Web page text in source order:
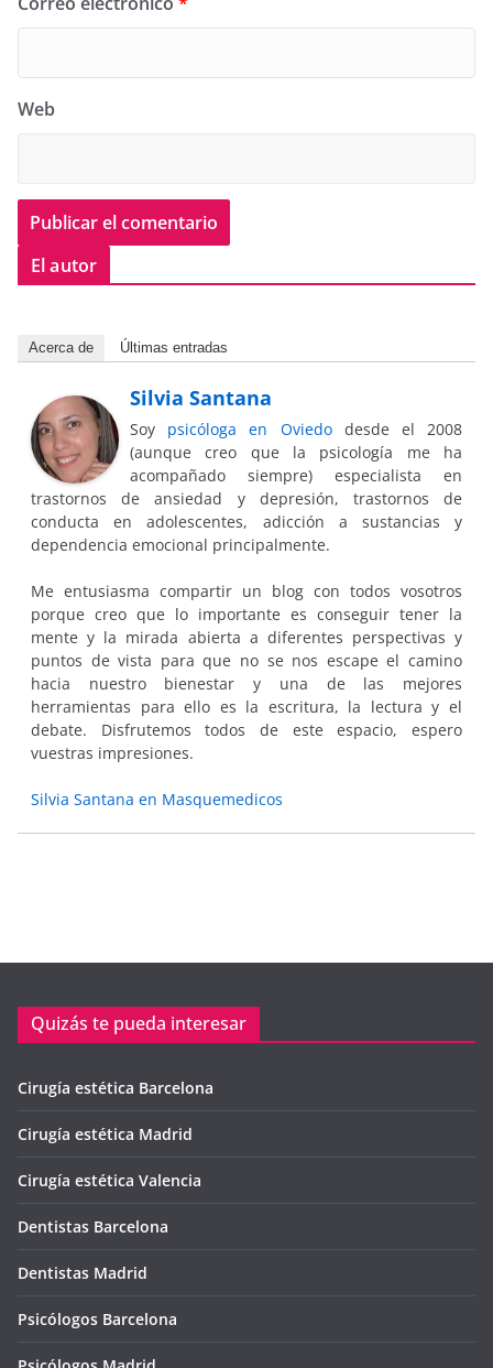
Web
El autor
Acerca de Últimas entradas
Silvia Santana
Soy psicóloga en Oviedodesde el 2008
(aunque creo que la psicología me ha
acompañado siempre) especialista en
trastornos de ansiedad y depresión, trastornos de
conducta en adolescentes, adicción a sustancias y
dependencia emocional principalmente.
Me entusiasma compartir un blog con todos vosotros
porque creo que lo importante es conseguir tener la
mente y la mirada abierta a diferentes perspectivas y
puntos de vista para que no se nos escape el camino
hacia nuestro bienestar y una de las mejores
herramientas para ello es la escritura, la lectura y el
debate. Disfrutemos todos de este espacio, espero
vuestras impresiones.
Silvia Santana en Masquemedicos
Quizás te pueda interesar
Cirugía estética Barcelona
Cirugía estética Madrid
Cirugía estética Valencia
Dentistas Barcelona
Dentistas Madrid
Psicólogos Barcelona